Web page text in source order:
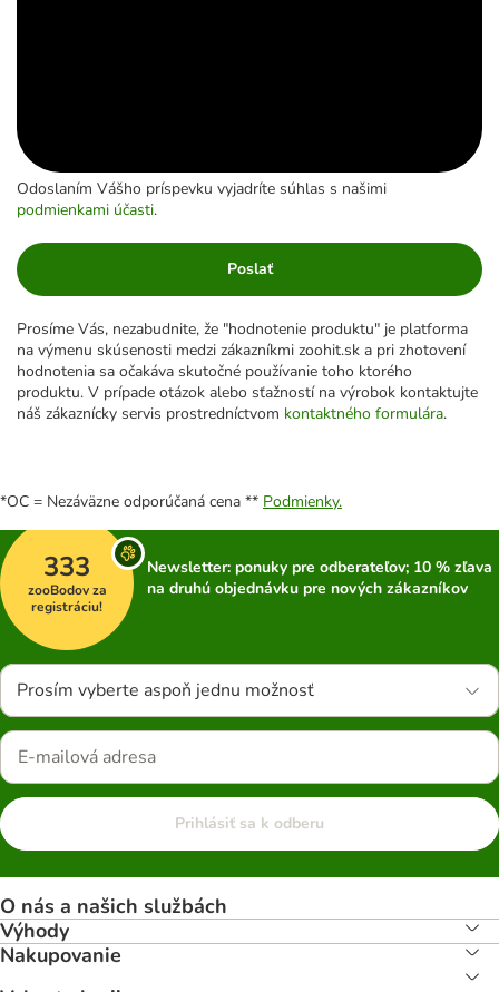
Odoslaním Vášho príspevku vyjadríte súhlas s našimi
podmienkami účasti.
Poslať
Prosíme Vás, nezabudnite, že "hodnotenie produktu" je platforma
na výmenu skúsenosti medzi zákazníkmi zoohit.sk a pri zhotovení
hodnotenia sa očakáva skutočné používanie toho ktorého
produktu. V prípade otázok alebo sťažností na výrobok kontaktujte
náš zákaznícky servis prostredníctvom kontaktného formulára.
*OC = Nezáväzne odporúčaná cena ** Podmienky.
333
zooBodov za
registráciu!
Newsletter: ponuky pre odberateľov; 10 % zľava
na druhú objednávku pre nových zákazníkov
Prosím vyberte aspoň jednu možnosť
Prihlásiť sa k odberu
O nás a našich službách
Výhody
Nakupovanie